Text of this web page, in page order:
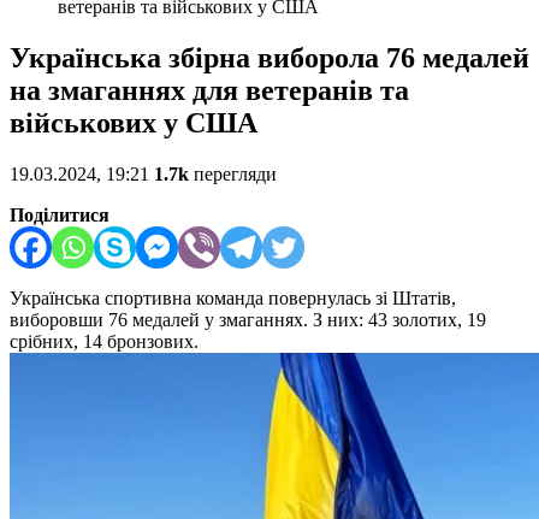
ветеранів та військових у США
Українська збірна виборола 76 медалей
на змаганнях для ветеранів та
військових у США
19.03.2024, 19:21 1.7k перегляди
Поділитися
Українська спортивна команда повернулась зі Штатів,
виборовши 76 медалей у змаганнях. З них: 43 золотих, 19
срібних, 14 бронзових.